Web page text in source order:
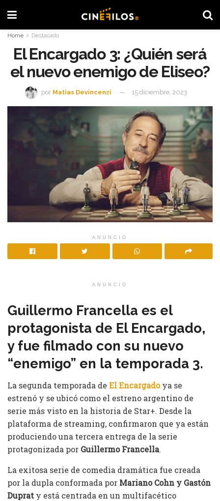
Home Destacado
El Encargado 3: ¿Quién será
el nuevo enemigo de Eliseo?
por Matias Devincenzi 15 diciembre, 2023
ANUNCIO
ANUNCIO
Guillermo Francella es el
protagonista de El Encargado,
y fue filmado con su nuevo
“enemigo” en la temporada 3.
La segunda temporada de El Encargado ya se
estrenó y se ubicó como el estreno argentino de
serie más visto en la historia de Star+. Desde la
plataforma de streaming, confirmaron que ya están
produciendo una tercera entrega de la serie
protagonizada por Guillermo Francella.
La exitosa serie de comedia dramática fue creada
por la dupla conformada por Mariano Cohn y Gastón
Duprat y está centrada en un multifacético